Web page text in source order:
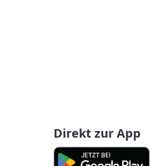
Direkt zur App